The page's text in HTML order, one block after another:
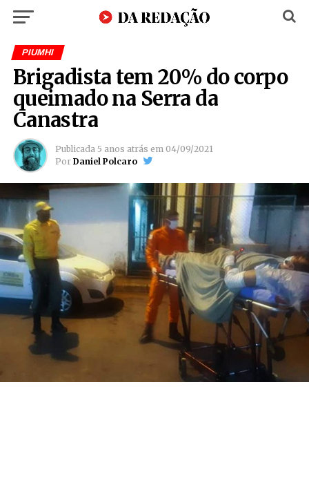
PIUMHI
Brigadista tem 20% do corpo
queimado na Serra da
Canastra
Publicada 5 anos atrás em 04/09/2021
Por Daniel Polcaro